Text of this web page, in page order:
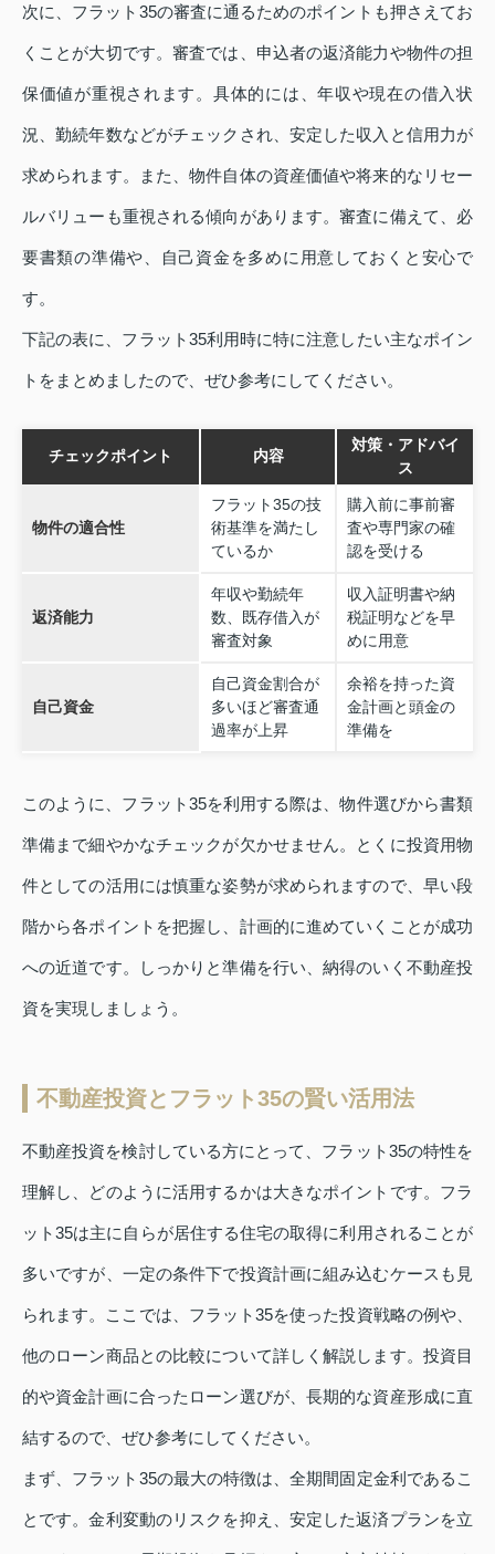
次に、フラット35の審査に通るためのポイントも押さえてお
くことが大切です。審査では、申込者の返済能力や物件の担
保価値が重視されます。具体的には、年収や現在の借入状
況、勤続年数などがチェックされ、安定した収入と信用力が
求められます。また、物件自体の資産価値や将来的なリセー
ルバリューも重視される傾向があります。審査に備えて、必
要書類の準備や、自己資金を多めに用意しておくと安心で
す。
下記の表に、フラット35利用時に特に注意したい主なポイン
トをまとめましたので、ぜひ参考にしてください。
チェックポイント 内容
対策・アドバイ
ス
物件の適合性
フラット35の技
術基準を満たし
ているか
購入前に事前審
査や専門家の確
認を受ける
返済能力
年収や勤続年
数、既存借入が
審査対象
収入証明書や納
税証明などを早
めに用意
自己資金
自己資金割合が
多いほど審査通
過率が上昇
余裕を持った資
金計画と頭金の
準備を
このように、フラット35を利用する際は、物件選びから書類
準備まで細やかなチェックが欠かせません。とくに投資用物
件としての活用には慎重な姿勢が求められますので、早い段
階から各ポイントを把握し、計画的に進めていくことが成功
への近道です。しっかりと準備を行い、納得のいく不動産投
資を実現しましょう。
不動産投資とフラット35の賢い活用法
不動産投資を検討している方にとって、フラット35の特性を
理解し、どのように活用するかは大きなポイントです。フラ
ット35は主に自らが居住する住宅の取得に利用されることが
多いですが、一定の条件下で投資計画に組み込むケースも見
られます。ここでは、フラット35を使った投資戦略の例や、
他のローン商品との比較について詳しく解説します。投資目
的や資金計画に合ったローン選びが、長期的な資産形成に直
結するので、ぜひ参考にしてください。
まず、フラット35の最大の特徴は、全期間固定金利であるこ
とです。金利変動のリスクを抑え、安定した返済プランを立